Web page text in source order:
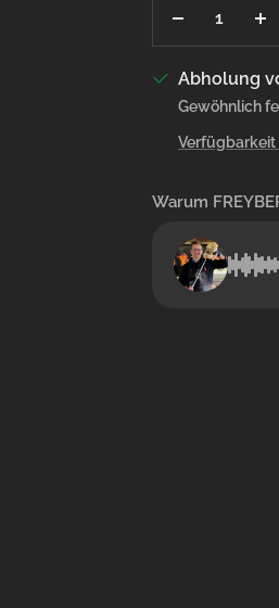
Abholung
Gewöhnlich
Verfügbarkeit
Warum